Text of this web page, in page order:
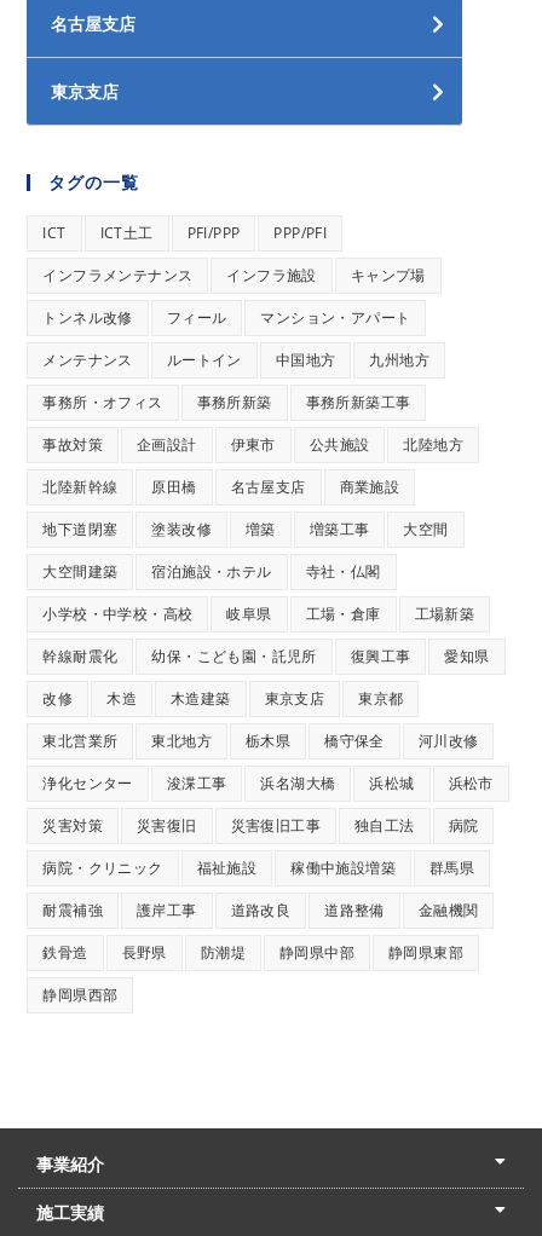
名古屋支店
東京支店
タグの一覧
ICT ICT土工 PFI/PPP PPP/PFI
インフラメンテナンス インフラ施設 キャンプ場
トンネル改修 フィール マンション・アパート
メンテナンス ルートイン 中国地方 九州地方
事務所・オフィス 事務所新築 事務所新築工事
事故対策 企画設計 伊東市 公共施設 北陸地方
北陸新幹線 原田橋 名古屋支店 商業施設
地下道閉塞 塗装改修 増築 増築工事 大空間
大空間建築 宿泊施設・ホテル 寺社・仏閣
小学校・中学校・高校 岐阜県 工場・倉庫 工場新築
幹線耐震化 幼保・こども園・託児所 復興工事 愛知県
改修 木造 木造建築 東京支店 東京都
東北営業所 東北地方 栃木県 橋守保全 河川改修
浄化センター 浚渫工事 浜名湖大橋 浜松城 浜松市
災害対策 災害復旧 災害復旧工事 独自工法 病院
病院・クリニック 福祉施設 稼働中施設増築 群馬県
耐震補強 護岸工事 道路改良 道路整備 金融機関
鉄骨造 長野県 防潮堤 静岡県中部 静岡県東部
静岡県西部
事業紹介
土木本部
建築本部
PPP・PFI
リフォーム・リノベーション
中村建設の家
施工実績